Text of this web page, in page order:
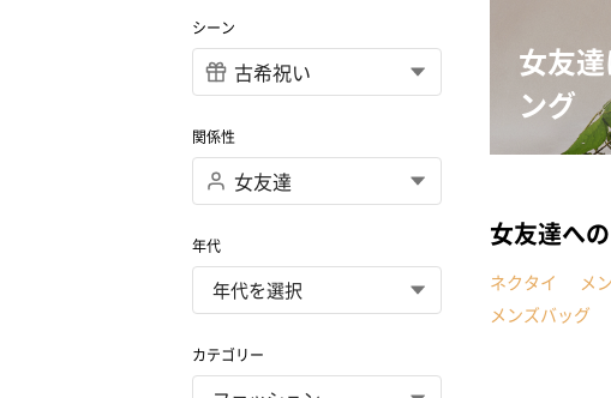
シーン
関係性
年代
カテゴリー
女友
ング
女友達へ
ネクタイ メ
メンズバッグ